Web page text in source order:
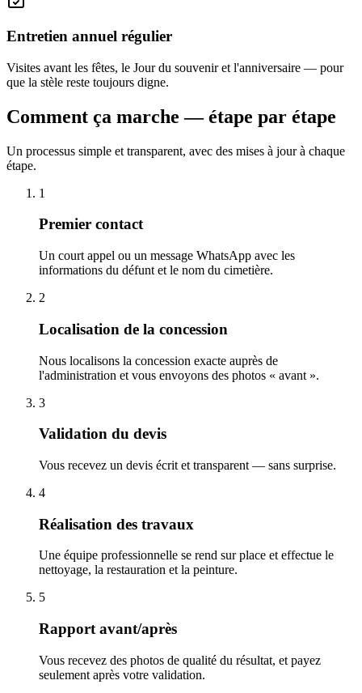
Entretien annuel régulier
Visites avant les fêtes, le Jour du souvenir et l'anniversaire — pour
que la stèle reste toujours digne.
Comment ça marche — étape par étape
Un processus simple et transparent, avec des mises à jour à chaque
étape.
1
Premier contact
Un court appel ou un message WhatsApp avec les
informations du défunt et le nom du cimetière.
2
Localisation de la concession
Nous localisons la concession exacte auprès de
l'administration et vous envoyons des photos « avant ».
3
Validation du devis
Vous recevez un devis écrit et transparent — sans surprise.
4
Réalisation des travaux
Une équipe professionnelle se rend sur place et effectue le
nettoyage, la restauration et la peinture.
5
Rapport avant/après
Vous recevez des photos de qualité du résultat, et payez
seulement après votre validation.